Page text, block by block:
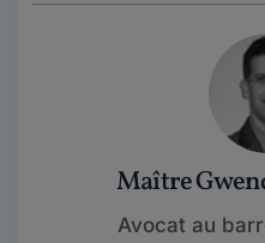
Maître
Avocat au